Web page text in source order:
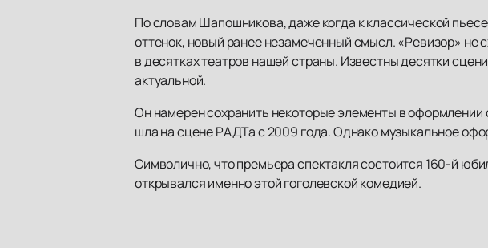
По словам Шапошникова, даже когда к классической
оттенок, новый ранее незамеченный смысл. «Ревизор»
в десятках театров нашей страны. Известны десятки
актуальной.
Он намерен сохранить некоторые элементы в
шла на сцене РАДТа с 2009 года. Однако музыкальное
Символично, что премьера спектакля состоится 160-й
открывался именно этой гоголевской комедией.